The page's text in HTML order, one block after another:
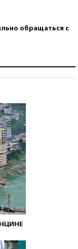
обращаться с